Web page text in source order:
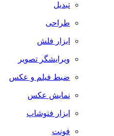
تبدیل
طراحی
ابزار فلش
ویرایشگر تصویر
ضبط فيلم و عكس
نمایش عکس
ابزار فتوشاپ
فونت